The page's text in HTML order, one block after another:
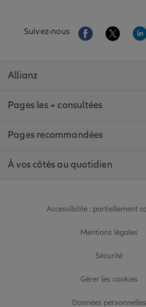
Suivez-nous Aller sur la page
Aller sur
Allianz
Pages les + consultées
Pages recommandées
À vos côtés au quotidien
Accessibilité : partiellement
Mentions légales
Sécurité
Gérer les cookies
Données personnelles